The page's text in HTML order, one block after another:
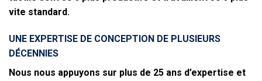
vite standard.
UNE EXPERTISE DE CONCEPTION DE PLUSIEURS
DÉCENNIES
Nous nous appuyons sur plus de 25 ans d’expertise et